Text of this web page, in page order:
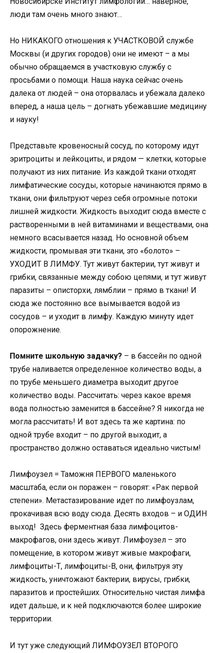
люди там очень много знают…
Но НИКАКОГО отношения к УЧАСТКОВОЙ службе
Москвы (и других городов) они не имеют – а мы
обычно обращаемся в участковую службу с
просьбами о помощи. Наша наука сейчас очень
далека от людей – она оторвалась и убежала далеко
вперед, а наша цель – догнать убежавшие медицину
и науку!
Представьте кровеносный сосуд, по которому идут
эритроциты и лейкоциты, и рядом — клетки, которые
получают из них питание. Из каждой ткани отходят
лимфатические сосуды, которые начинаются прямо в
ткани, они фильтруют через себя огромные потоки
лишней жидкости. Жидкость выходит сюда вместе с
растворенными в ней витаминами и веществами, она
немного всасывается назад. Но основной объем
жидкости, промывая эти ткани, это «болото» –
УХОДИТ В ЛИМФУ. Тут живут бактерии, тут живут и
грибки, связанные между собою цепями, и тут живут
паразиты – описторхи, лямблии – прямо в ткани! И
сюда же постоянно все вымывается водой из
сосудов – и уходит в лимфу. Каждую минуту идет
опорожнение.
Помните школьную задачку? – в бассейн по одной
трубе наливается определенное количество воды, а
по трубе меньшего диаметра выходит другое
количество воды. Рассчитать: через какое время
вода полностью заменится в бассейне? Я никогда не
могла рассчитать! И вот здесь та же картина: по
одной трубе входит – по другой выходит, а
пространство должно оставаться идеально чистым!
Лимфоузел = Таможня ПЕРВОГО маленького
масштаба, если он поражен – говорят: «Рак первой
степени». Метастазирование идет по лимфоузлам,
прокачивая всю воду сюда. Десять входов – и ОДИН
выход! Здесь ферментная база лимфоцитов-
макрофагов, они здесь живут. Лимфоузел – это
помещение, в котором живут живые макрофаги,
лимфоциты-Т, лимфоциты-В, они, фильтруя эту
жидкость, уничтожают бактерии, вирусы, грибки,
паразитов и простейших. Относительно чистая лимфа
идет дальше, и к ней подключаются более широкие
территории.
И тут уже следующий ЛИМФОУЗЕЛ ВТОРОГО